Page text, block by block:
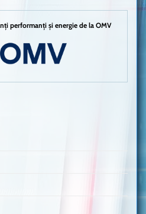
performanți și energie de la OMV